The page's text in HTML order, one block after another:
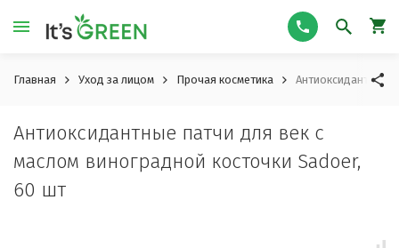
Главная Уход за лицом Прочая косметика Антиоксидантные
Антиоксидантные патчи для век с
маслом виноградной косточки Sadoer,
60 шт